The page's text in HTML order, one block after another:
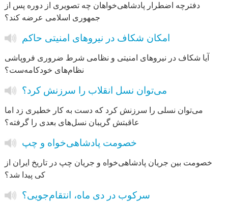
دفترچه‌ اضطرار پادشاهی‌خواهان چه تصویری از دوره‌ پس از
جمهوری اسلامی عرضه کند؟
امکان شکاف در نیروهای امنیتی حاکم
آیا شکاف در نیروهای امنیتی و نظامی شرط ضروری فروپاشی
نظام‌های خودکامه‌ست؟
می‌توان نسل انقلاب را سرزنش کرد؟
می‌توان نسلی را سرزنش کرد که دست به کار خطیری زد اما
عاقبتش گریبان نسل‌های بعدی را گرفته؟
خصومت پادشاهی‌خواه و چپ
خصومت بین جریان پادشاهی‌خواه و جریان چپ در تاریخ ایران از
کی پیدا شد؟
سرکوب در دی ‌ماه، انتقام‌جویی؟